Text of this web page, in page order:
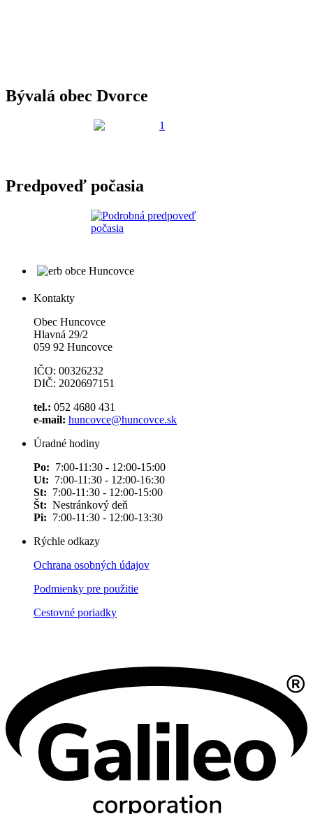
Bývalá obec Dvorce
Predpoveď počasia
Kontakty
Obec Huncovce
Hlavná 29/2
059 92 Huncovce
IČO: 00326232
DIČ: 2020697151
tel.: 052 4680 431
e-mail: huncovce@huncovce.sk
Úradné hodiny
Po: 7:00-11:30 - 12:00-15:00
Ut: 7:00-11:30 - 12:00-16:30
St: 7:00-11:30 - 12:00-15:00
Št: Nestránkový deň
Pi: 7:00-11:30 - 12:00-13:30
Rýchle odkazy
Ochrana osobných údajov
Podmienky pre použitie
Cestovné poriadky